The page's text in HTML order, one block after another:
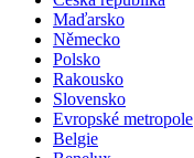
Maďarsko
Německo
Polsko
Rakousko
Slovensko
Evropské metropole
Belgie